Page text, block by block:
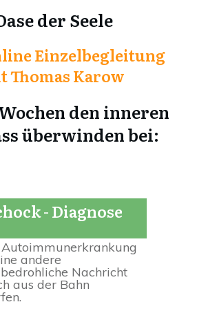
der Seele
Einzelbegleitung
Thomas Karow
den inneren
überwinden bei:
- Diagnose
Autoimmunerkrankung
andere
Nachricht
aus der Bahn